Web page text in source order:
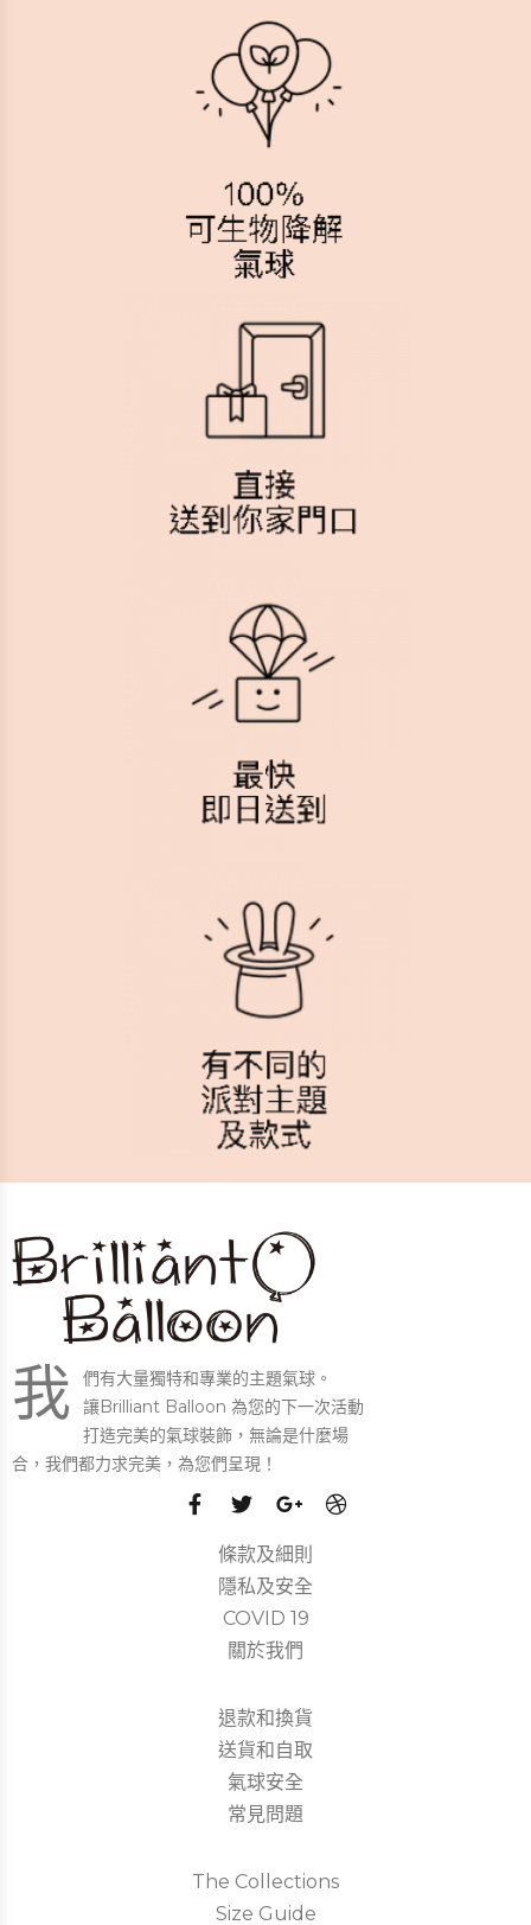
我
們有大量獨特和專業的主題氣球。
讓Brilliant Balloon 為您的下一次活動
打造完美的氣球裝飾，無論是什麼場
合，我們都力求完美，為您們呈現！
條款及細則
隱私及安全
COVID 19
關於我們
退款和換貨
送貨和自取
氣球安全
常見問題
The Collections
Size Guide